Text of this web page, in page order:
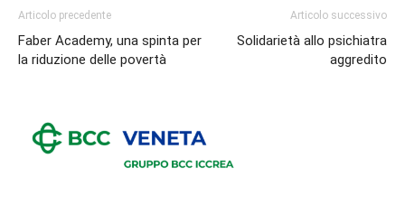
Articolo precedente
Faber Academy, una spinta per
la riduzione delle povertà
Articolo successivo
Solidarietà allo psichiatra
aggredito